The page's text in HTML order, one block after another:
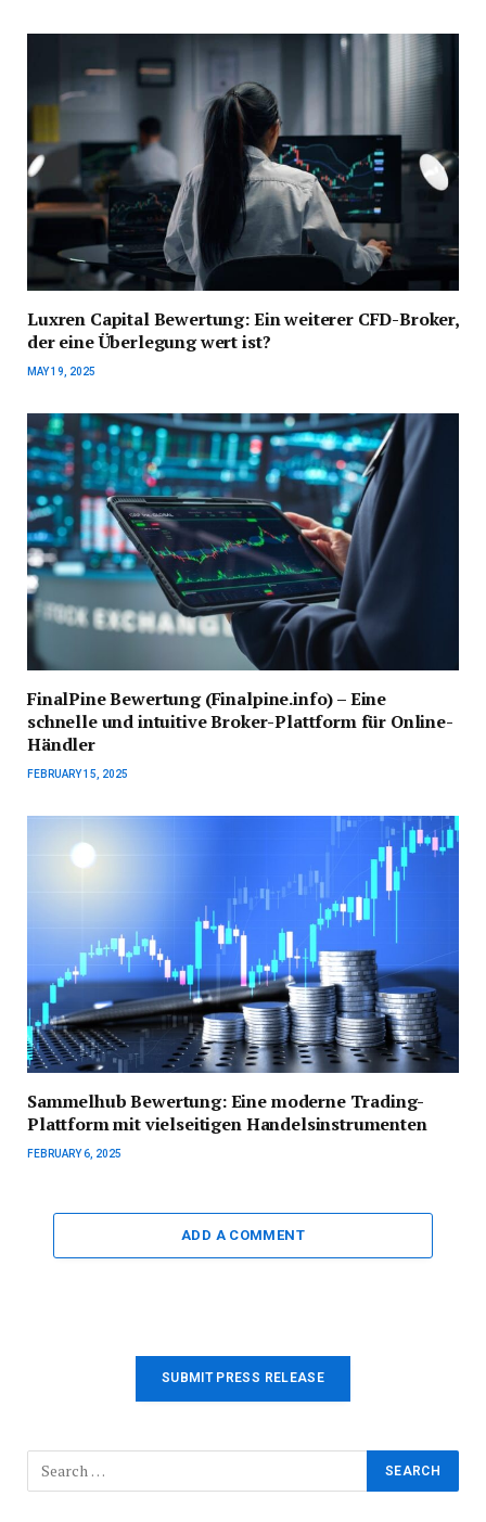
Luxren Capital Bewertung: Ein weiterer CFD-Broker,
der eine Überlegung wert ist?
MAY 19, 2025
FinalPine Bewertung (Finalpine.info) – Eine
schnelle und intuitive Broker-Plattform für Online-
Händler
FEBRUARY 15, 2025
Sammelhub Bewertung: Eine moderne Trading-
Plattform mit vielseitigen Handelsinstrumenten
FEBRUARY 6, 2025
ADD A COMMENT
SUBMIT PRESS RELEASE